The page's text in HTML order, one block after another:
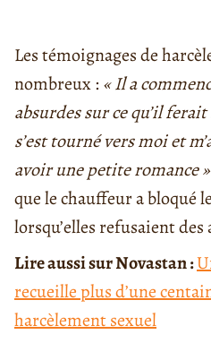
Les témoignages de
nombreux : « Il a
absurdes sur ce qu’il
s’est tourné vers moi et
avoir une petite romance »
que le chauffeur a bloqué
lorsqu’elles refusaient des
Lire aussi sur Novastan :
recueille plus d’une
harcèlement sexuel